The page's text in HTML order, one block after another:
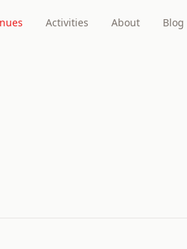
Activities About Blog